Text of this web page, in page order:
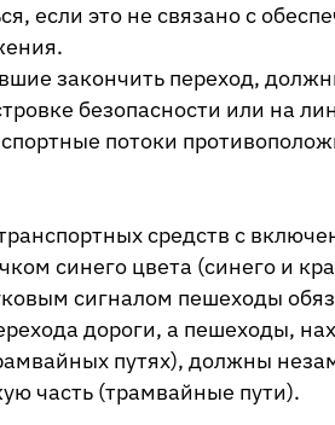
если это не связано с
закончить переход,
безопасности или на
потоки
средств с
синего цвета (синего и
сигналом пешеходы
дороги, а пешеходы,
путях), должны
часть (трамвайные пути).